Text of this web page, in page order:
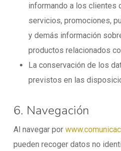
informando a los clientes
servicios, promociones,
y demás información
productos relacionados
La conservación de los
previstos en las
6. Navegación
Al navegar por
pueden recoger datos no